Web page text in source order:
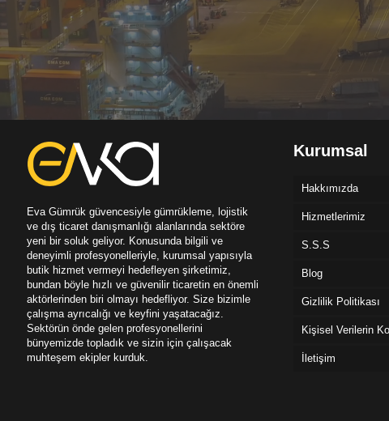
Eva Gümrük güvencesiyle gümrükleme, lojistik
ve dış ticaret danışmanlığı alanlarında sektöre
yeni bir soluk geliyor. Konusunda bilgili ve
deneyimli profesyonelleriyle, kurumsal yapısıyla
butik hizmet vermeyi hedefleyen şirketimiz,
bundan böyle hızlı ve güvenilir ticaretin en önemli
aktörlerinden biri olmayı hedefliyor. Size bizimle
çalışma ayrıcalığı ve keyfini yaşatacağız.
Sektörün önde gelen profesyonellerini
bünyemizde topladık ve sizin için çalışacak
muhteşem ekipler kurduk.
Kurumsal
Hakkımızda
Hizmetlerimiz
S.S.S
Blog
Gizlilik Politikası
Kişisel Verilerin
İletişim